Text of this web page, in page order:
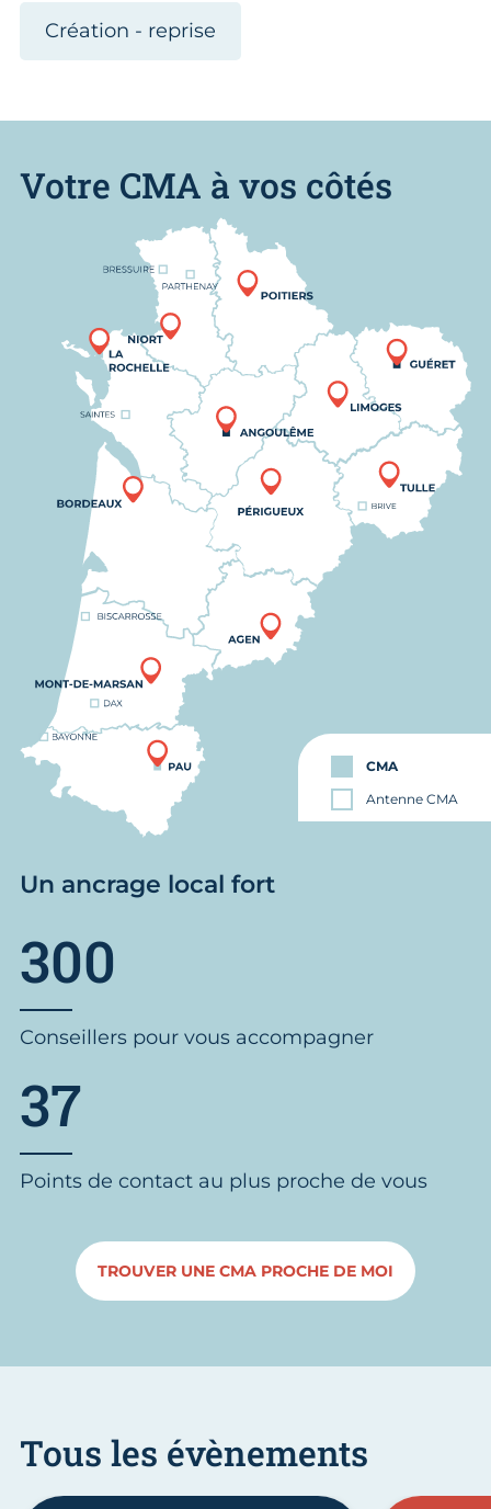
Création - reprise
Votre CMA à vos côtés
CMA
Antenne CMA
Un ancrage local fort
300
Conseillers pour vous accompagner
37
Points de contact au plus proche de vous
TROUVER UNE CMA PROCHE DE MOI
Tous les évènements